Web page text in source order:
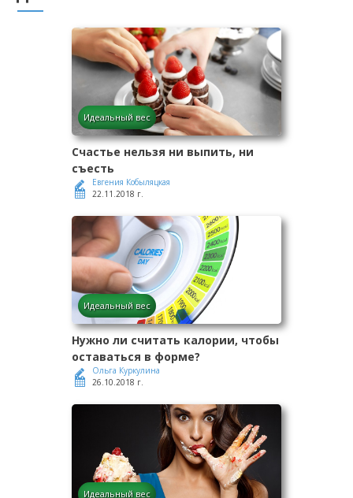
Идеальный вес
Счастье нельзя ни выпить, ни
съесть
Евгения Кобыляцкая
22.11.2018 г.
Идеальный вес
Нужно ли считать калории, чтобы
оставаться в форме?
Ольга Куркулина
26.10.2018 г.
Идеальный вес